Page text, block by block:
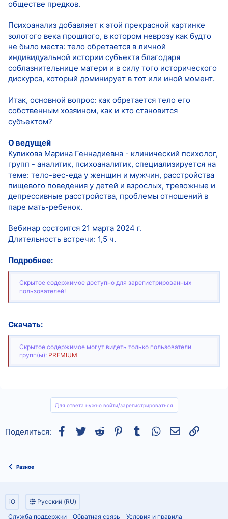
обществе предков.
Психоанализ добавляет к этой прекрасной картинке
золотого века прошлого, в котором неврозу как будто
не было места: тело обретается в личной
индивидуальной истории субъекта благодаря
соблазнительнице матери и в силу того исторического
дискурса, который доминирует в тот или иной момент.
Итак, основной вопрос: как обретается тело его
собственным хозяином, как и кто становится
субъектом?
О ведущей
Куликова Марина Геннадиевна - клинический психолог,
групп - аналитик, психоаналитик, специализируется на
теме: тело-вес-еда у женщин и мужчин, расстройства
пищевого поведения у детей и взрослых, тревожные и
депрессивные расстройства, проблемы отношений в
паре мать-ребенок.
Вебинар состоится 21 марта 2024 г.
Длительность встречи: 1,5 ч.
Подробнее:
Скрытое содержимое доступно для зарегистрированных
пользователей!
Скачать:
Скрытое содержимое могут видеть только пользователи
групп(ы): PREMIUM
Для ответа нужно войти/зарегистрироваться
Поделиться: Facebook
TwitterReddit Pinterest
Tumblr WhatsAppСсылка
Разное
iO
Русский (RU)
Служба поддержки
Обратная связь Условия и правила